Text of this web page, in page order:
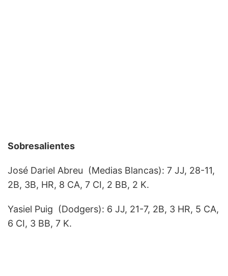
Sobresalientes
José Dariel Abreu (Medias Blancas): 7 JJ, 28-11,
2B, 3B, HR, 8 CA, 7 CI, 2 BB, 2 K.
Yasiel Puig (Dodgers): 6 JJ, 21-7, 2B, 3 HR, 5 CA,
6 CI, 3 BB, 7 K.